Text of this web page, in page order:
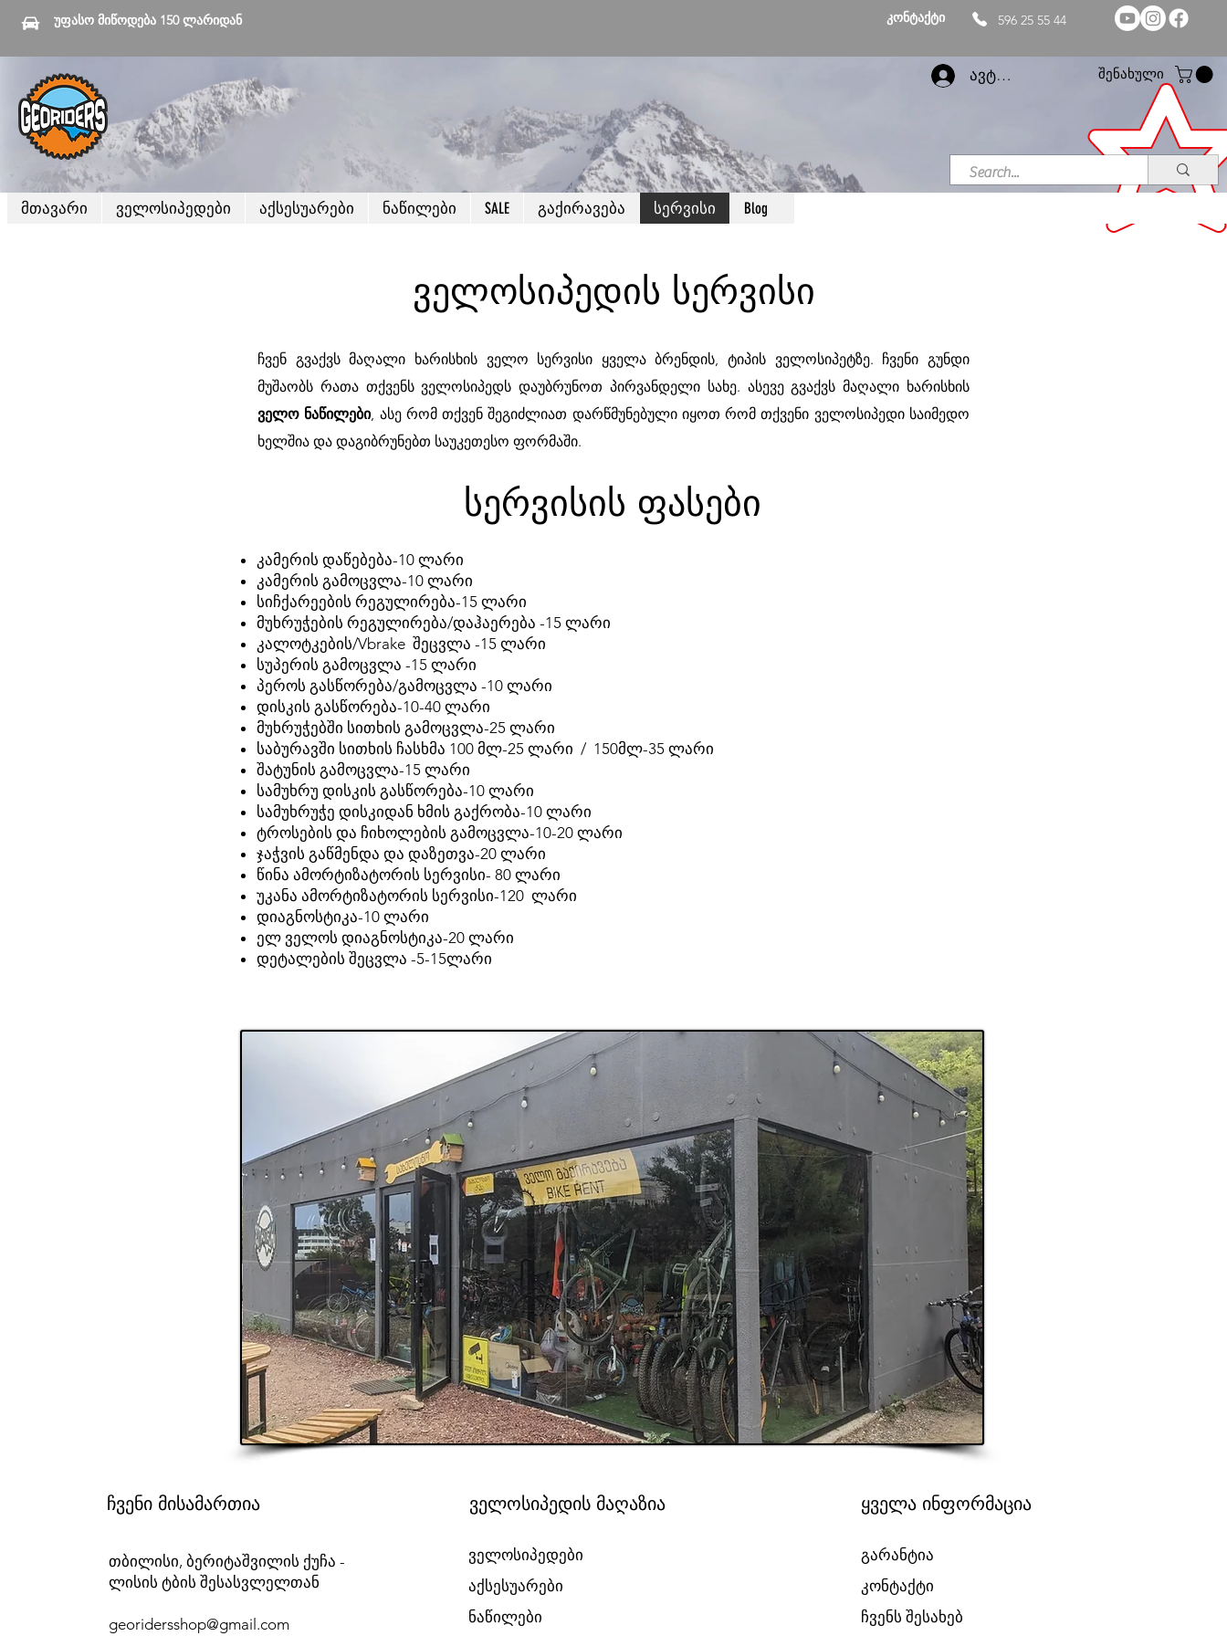
უფასო მიწოდება 150 ლარიდან კონტაქტი 596 25 55 44
ავტორიზაცია შენახული
მთავარი ველოსიპედები აქსესუარები ნაწილები SALE გაქირავება სერვისი Blog
ᲕᲔᲚᲝᲡᲘᲞᲔᲓᲘᲡ ᲡᲔᲠᲕᲘᲡᲘ
ჩვენ გვაქვს მაღალი ხარისხის ველო სერვისი ყველა ბრენდის, ტიპის ველოსიპეტზე. ჩვენი გუნდი
მუშაობს რათა თქვენს ველოსიპედს დაუბრუნოთ პირვანდელი სახე. ასევე გვაქვს მაღალი ხარისხის
ველო ნაწილები, ასე რომ თქვენ შეგიძლიათ დარწმუნებული იყოთ რომ თქვენი ველოსიპედი საიმედო
ხელშია და დაგიბრუნებთ საუკეთესო ფორმაში.
სერვისის ფასები
კამერის დაწებება-10 ლარი
კამერის გამოცვლა-10 ლარი
სიჩქარეების რეგულირება-15 ლარი
მუხრუჭების რეგულირება/დაჰაერება -15 ლარი
კალოტკების/Vbrake შეცვლა -15 ლარი
სუპერის გამოცვლა -15 ლარი
პეროს გასწორება/გამოცვლა -10 ლარი
დისკის გასწორება-10-40 ლარი
მუხრუჭებში სითხის გამოცვლა-25 ლარი
საბურავში სითხის ჩასხმა 100 მლ-25 ლარი / 150მლ-35 ლარი
შატუნის გამოცვლა-15 ლარი
სამუხრუ დისკის გასწორება-10 ლარი
სამუხრუჭე დისკიდან ხმის გაქრობა-10 ლარი
ტროსების და ჩიხოლების გამოცვლა-10-20 ლარი
ჯაჭვის გაწმენდა და დაზეთვა-20 ლარი
წინა ამორტიზატორის სერვისი- 80 ლარი
უკანა ამორტიზატორის სერვისი-120 ლარი
დიაგნოსტიკა-10 ლარი
ელ ველოს დიაგნოსტიკა-20 ლარი
დეტალების შეცვლა -5-15ლარი
ჩვენი მისამართია
თბილისი, ბერიტაშვილის ქუჩა -
ლისის ტბის შესასვლელთან
georidersshop@gmail.com
ველოსიპედის მაღაზია
ველოსიპედები
აქსესუარები
ნაწილები
ყველა ინფორმაცია
გარანტია
კონტაქტი
ჩვენს შესახებ